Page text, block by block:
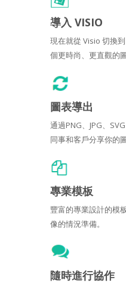
導入 VISIO
現在就從 Visio 切換
個更時尚、更直觀的
圖表導出
通過PNG、JPG、
同事和客戶分享你的圖
專業模板
豐富的專業設計的模
像的情況準備。
隨時進行協作